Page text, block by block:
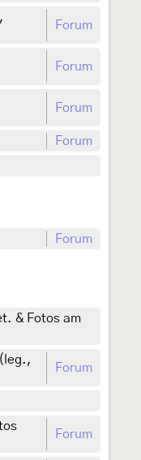
Forum
Forum
Forum
Forum
Forum
& Fotos am
Forum
Forum